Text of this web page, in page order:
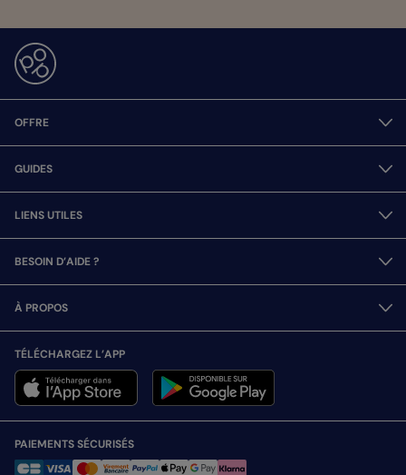
OFFRE
GUIDES
LIENS UTILES
BESOIN D’AIDE ?
À PROPOS
TÉLÉCHARGEZ L’APP
PAIEMENTS SÉCURISÉS